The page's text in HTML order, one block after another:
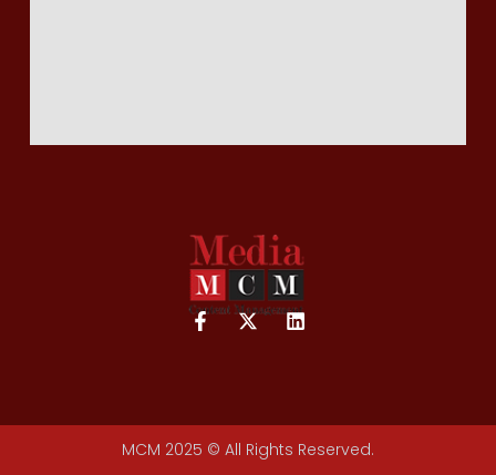
MCM 2025 © All Rights Reserved.